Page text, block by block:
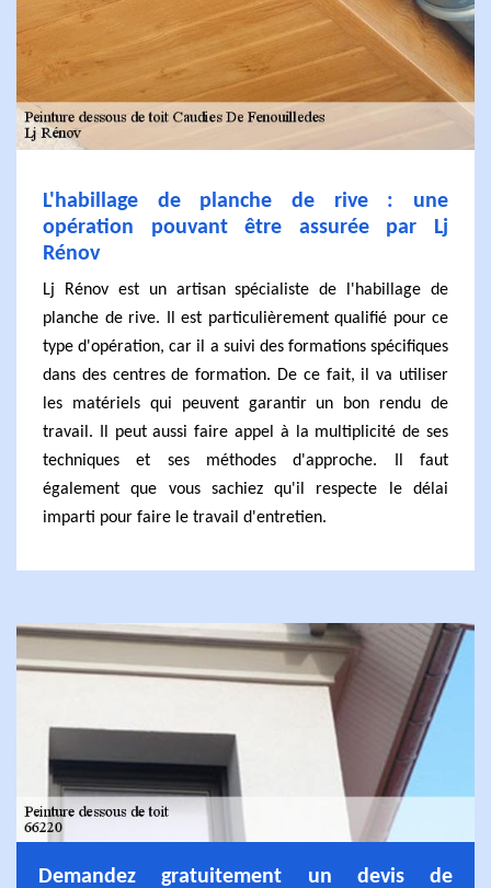
L'habillage de planche de rive : une
opération pouvant être assurée par Lj
Rénov
Lj Rénov est un artisan spécialiste de l'habillage de
planche de rive. Il est particulièrement qualifié pour ce
type d'opération, car il a suivi des formations spécifiques
dans des centres de formation. De ce fait, il va utiliser
les matériels qui peuvent garantir un bon rendu de
travail. Il peut aussi faire appel à la multiplicité de ses
techniques et ses méthodes d'approche. Il faut
également que vous sachiez qu'il respecte le délai
imparti pour faire le travail d'entretien.
Demandez gratuitement un devis de